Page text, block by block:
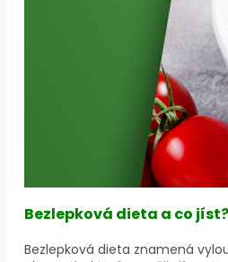
Bezlepková dieta a co jíst?
Bezlepková dieta znamená